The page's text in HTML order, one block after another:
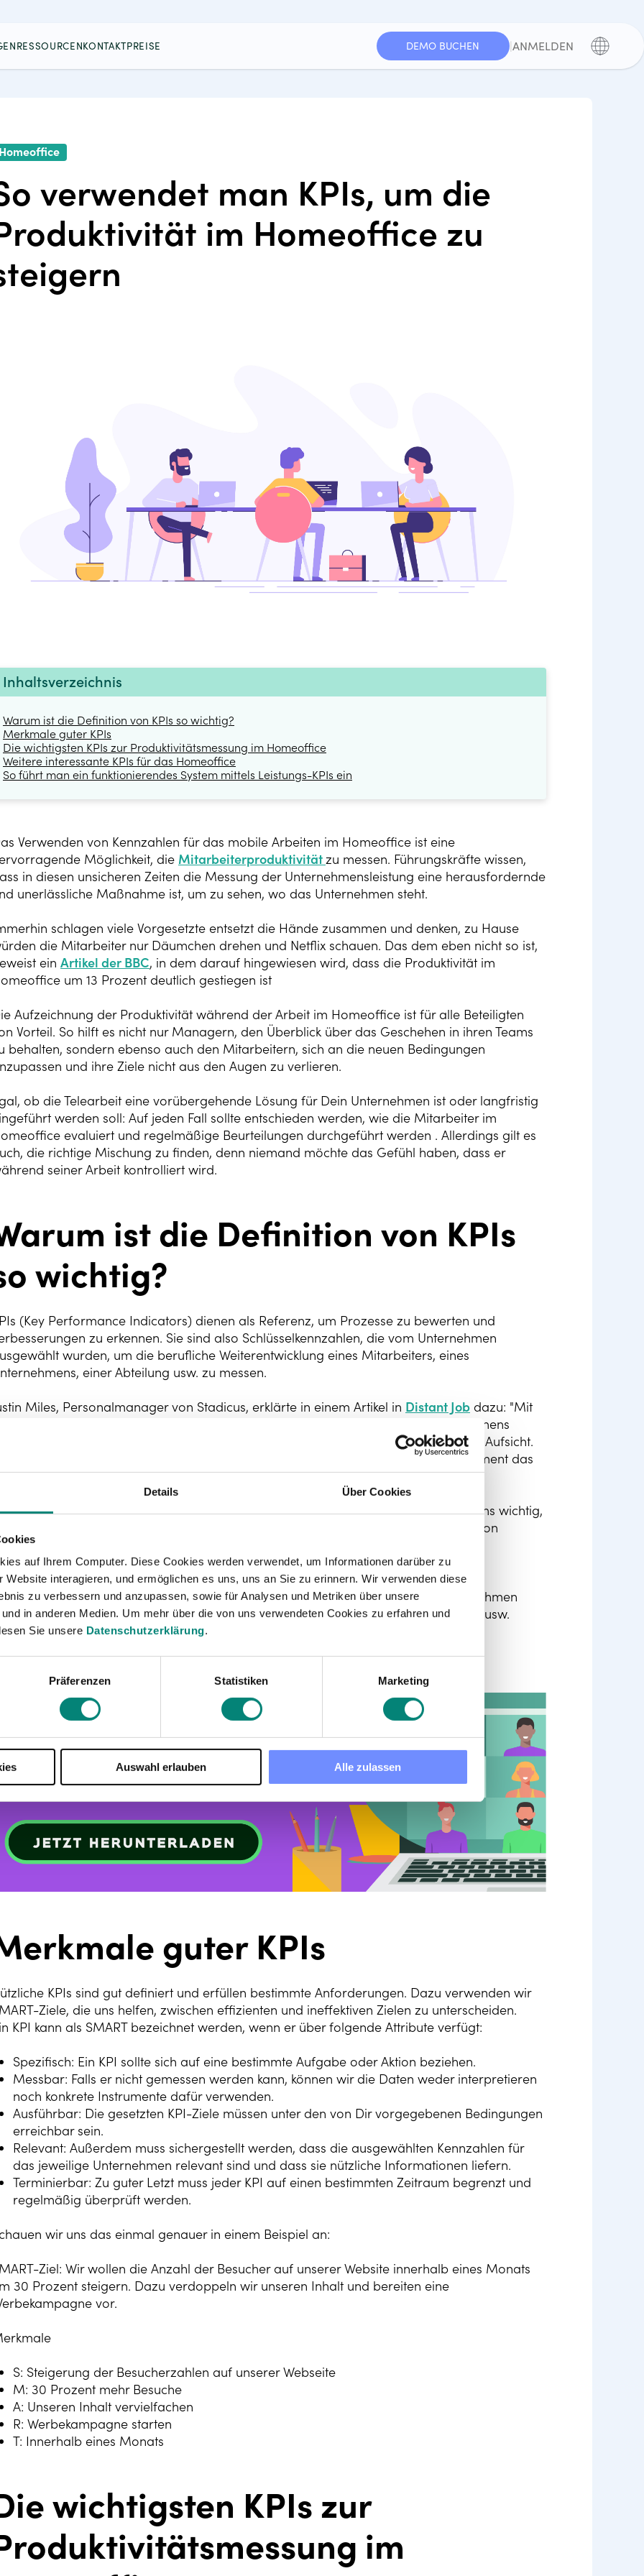
Details Über Cookies
auf Ihrem Computer. Diese Cookies werden verwendet, um Informationen darüber zu
interagieren, und ermöglichen es uns, uns an Sie zu erinnern. Wir verwenden diese
zu verbessern und anzupassen, sowie für Analysen und Metriken über unsere
in anderen Medien. Um mehr über die von uns verwendeten Cookies zu erfahren und
Sie unsere Datenschutzerklärung.
Präferenzen Statistiken Marketing
Auswahl erlauben Alle zulassen
RESSOURCENKONTAKTPREISE DEMO BUCHEN |ANMELDEN
Homeoffice
verwendet man KPIs, um die
im Homeoffice zu
Inhaltsverzeichnis
Warum ist die Definition von KPIs so wichtig?
Merkmale guter KPIs
Die wichtigsten KPIs zur Produktivitätsmessung im Homeoffice
Weitere interessante KPIs für das Homeoffice
So führt man ein funktionierendes System mittels Leistungs-KPIs ein
Verwenden von Kennzahlen für das mobile Arbeiten im Homeoffice ist eine
Möglichkeit, die Mitarbeiterproduktivitätzu messen. Führungskräfte wissen,
in diesen unsicheren Zeiten die Messung der Unternehmensleistung eine herausfordernde
unerlässliche Maßnahme ist, um zu sehen, wo das Unternehmen steht.
schlagen viele Vorgesetzte entsetzt die Hände zusammen und denken, zu Hause
die Mitarbeiter nur Däumchen drehen und Netflix schauen. Das dem eben nicht so ist,
ein Artikel der BBC, in dem darauf hingewiesen wird, dass die Produktivität im
um 13 Prozent deutlich gestiegen ist
Aufzeichnung der Produktivität während der Arbeit im Homeoffice ist für alle Beteiligten
Vorteil. So hilft es nicht nur Managern, den Überblick über das Geschehen in ihren Teams
behalten, sondern ebenso auch den Mitarbeitern, sich an die neuen Bedingungen
und ihre Ziele nicht aus den Augen zu verlieren.
ob die Telearbeit eine vorübergehende Lösung für Dein Unternehmen ist oder langfristig
werden soll: Auf jeden Fall sollte entschieden werden, wie die Mitarbeiter im
evaluiert und regelmäßige Beurteilungen durchgeführt werden . Allerdings gilt es
die richtige Mischung zu finden, denn niemand möchte das Gefühl haben, dass er
seiner Arbeit kontrolliert wird.
ist die Definition von KPIs
wichtig?
(Key Performance Indicators) dienen als Referenz, um Prozesse zu bewerten und
zu erkennen. Sie sind also Schlüsselkennzahlen, die vom Unternehmen
wurden, um die berufliche Weiterentwicklung eines Mitarbeiters, eines
einer Abteilung usw. zu messen.
Miles, Personalmanager von Stadicus, erklärte in einem Artikel in Distant Job dazu: "Mit
dem richtigen KPI-Datensatz können einzelne Mitarbeiter die Projekte des Unternehmens
objektiv bewerten und einen Beitrag leisten, ohne explizites Mikromanagement oder Aufsicht.
Kennzahlen sollten immer realistisch und messbar sein. Immerhin sollte das Engagement das
der Teamarbeit und Zusammenarbeit verstärken.”
diesem Grund ist die Einrichtung eines transparenten und effizienten Messsystems wichtig,
da dies sowohl für das Unternehmen als auch für die Mitarbeiter eine ganze Reihe von
bringen kann:
Tracken der Etappenziele bezüglich des Endprodukts
Informationen über die Produktentwicklung für das Team und andere im Unternehmen
Objektive Daten für die Entscheidungsfindung, Projektänderungen, Bewertungen usw.
Vereinfachte Auswertung für die Teamleistung
guter KPIs
KPIs sind gut definiert und erfüllen bestimmte Anforderungen. Dazu verwenden wir
Ziele, die uns helfen, zwischen effizienten und ineffektiven Zielen zu unterscheiden.
KPI kann als SMART bezeichnet werden, wenn er über folgende Attribute verfügt:
Spezifisch: Ein KPI sollte sich auf eine bestimmte Aufgabe oder Aktion beziehen.
Messbar: Falls er nicht gemessen werden kann, können wir die Daten weder interpretieren
noch konkrete Instrumente dafür verwenden.
Ausführbar: Die gesetzten KPI-Ziele müssen unter den von Dir vorgegebenen Bedingungen
erreichbar sein.
Relevant: Außerdem muss sichergestellt werden, dass die ausgewählten Kennzahlen für
das jeweilige Unternehmen relevant sind und dass sie nützliche Informationen liefern.
Terminierbar: Zu guter Letzt muss jeder KPI auf einen bestimmten Zeitraum begrenzt und
regelmäßig überprüft werden.
wir uns das einmal genauer in einem Beispiel an:
Ziel: Wir wollen die Anzahl der Besucher auf unserer Website innerhalb eines Monats
30 Prozent steigern. Dazu verdoppeln wir unseren Inhalt und bereiten eine
vor.
S: Steigerung der Besucherzahlen auf unserer Webseite
M: 30 Prozent mehr Besuche
A: Unseren Inhalt vervielfachen
R: Werbekampagne starten
T: Innerhalb eines Monats
wichtigsten KPIs zur
im